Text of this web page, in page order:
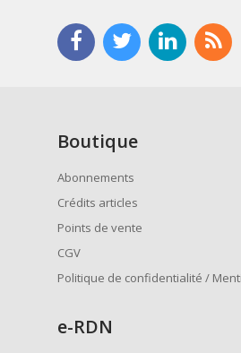
Boutique
Abonnements
Crédits articles
Points de vente
CGV
Politique de confidentialité /
e-RDN